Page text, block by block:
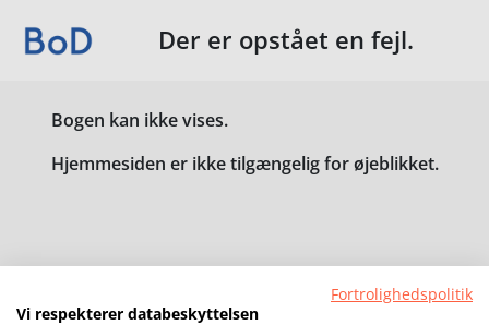
Der er opstået en fejl.
Bogen kan ikke vises.
Hjemmesiden er ikke tilgængelig for øjeblikket.
Fortrolighedspolitik
Vi respekterer databeskyttelsen